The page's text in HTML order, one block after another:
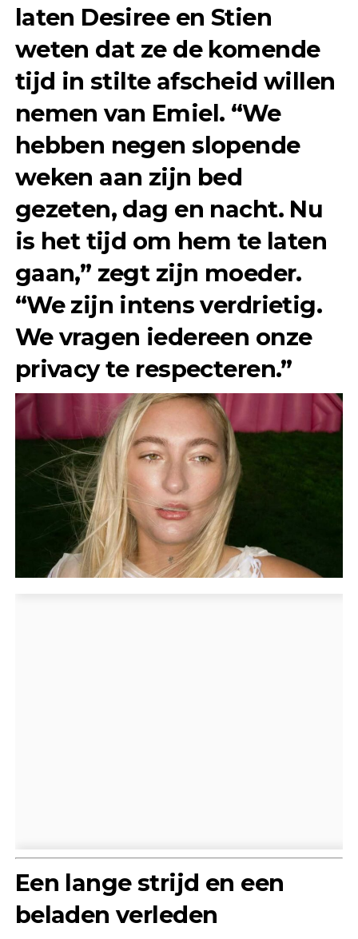
laten Desiree en Stien
weten dat ze de komende
tijd in stilte afscheid willen
nemen van Emiel. “We
hebben negen slopende
weken aan zijn bed
gezeten, dag en nacht. Nu
is het tijd om hem te laten
gaan,” zegt zijn moeder.
“We zijn intens verdrietig.
We vragen iedereen onze
privacy te respecteren.”
Een lange strijd en een
beladen verleden